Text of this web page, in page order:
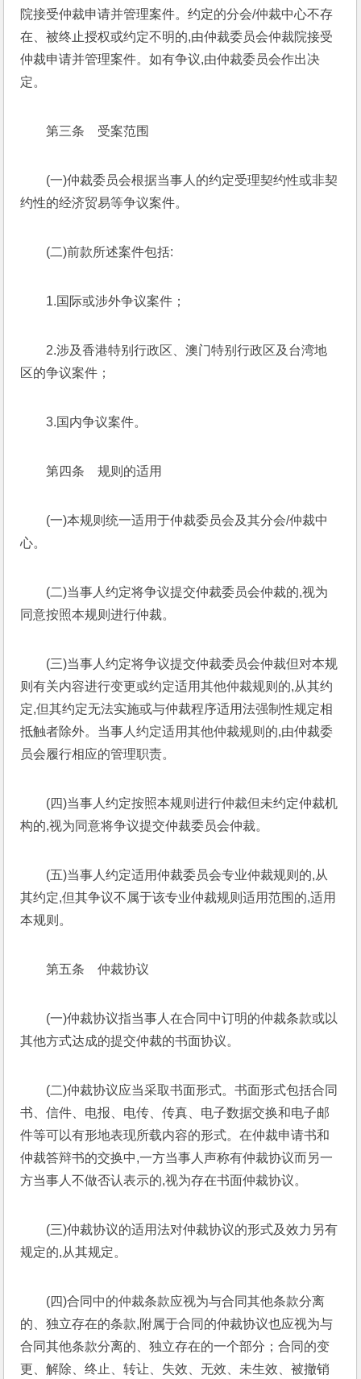
院接受仲裁申请并管理案件。约定的分会/仲裁中心不存
在、被终止授权或约定不明的,由仲裁委员会仲裁院接受
仲裁申请并管理案件。如有争议,由仲裁委员会作出决
定。
第三条　受案范围
(一)仲裁委员会根据当事人的约定受理契约性或非契
约性的经济贸易等争议案件。
(二)前款所述案件包括:
1.国际或涉外争议案件；
2.涉及香港特别行政区、澳门特别行政区及台湾地
区的争议案件；
3.国内争议案件。
第四条　规则的适用
(一)本规则统一适用于仲裁委员会及其分会/仲裁中
心。
(二)当事人约定将争议提交仲裁委员会仲裁的,视为
同意按照本规则进行仲裁。
(三)当事人约定将争议提交仲裁委员会仲裁但对本规
则有关内容进行变更或约定适用其他仲裁规则的,从其约
定,但其约定无法实施或与仲裁程序适用法强制性规定相
抵触者除外。当事人约定适用其他仲裁规则的,由仲裁委
员会履行相应的管理职责。
(四)当事人约定按照本规则进行仲裁但未约定仲裁机
构的,视为同意将争议提交仲裁委员会仲裁。
(五)当事人约定适用仲裁委员会专业仲裁规则的,从
其约定,但其争议不属于该专业仲裁规则适用范围的,适用
本规则。
第五条　仲裁协议
(一)仲裁协议指当事人在合同中订明的仲裁条款或以
其他方式达成的提交仲裁的书面协议。
(二)仲裁协议应当采取书面形式。书面形式包括合同
书、信件、电报、电传、传真、电子数据交换和电子邮
件等可以有形地表现所载内容的形式。在仲裁申请书和
仲裁答辩书的交换中,一方当事人声称有仲裁协议而另一
方当事人不做否认表示的,视为存在书面仲裁协议。
(三)仲裁协议的适用法对仲裁协议的形式及效力另有
规定的,从其规定。
(四)合同中的仲裁条款应视为与合同其他条款分离
的、独立存在的条款,附属于合同的仲裁协议也应视为与
合同其他条款分离的、独立存在的一个部分；合同的变
更、解除、终止、转让、失效、无效、未生效、被撤销